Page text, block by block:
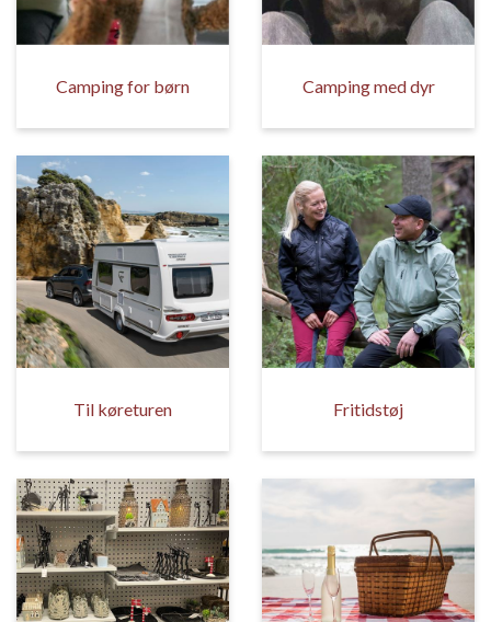
Camping for børn Camping med dyr
Til køreturen Fritidstøj